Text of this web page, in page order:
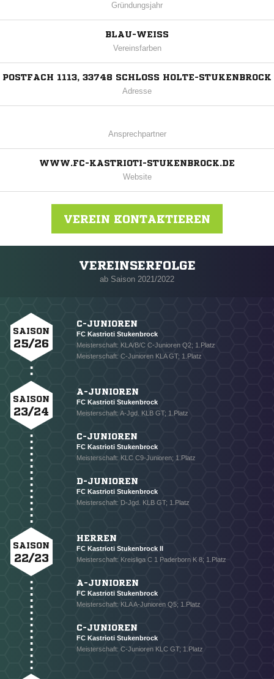
Gründungsjahr
BLAU-WEISS
Vereinsfarben
POSTFACH 1113, 33748 SCHLOSS HOLTE-STUKENBROCK
Adresse
Ansprechpartner
WWW.FC-KASTRIOTI-STUKENBROCK.DE
Website
VEREIN KONTAKTIEREN
Nachricht an FC Kastrioti Stukenbrock
NACHRICHT SENDEN
* Pflichtfelder
VEREINSERFOLGE
ab Saison 2021/2022
SAISON
25/26
C-JUNIOREN
FC Kastrioti Stukenbrock
Meisterschaft: KLA/B/C C-Junioren Q2; 1.Platz
Meisterschaft: C-Junioren KLA GT; 1.Platz
SAISON
23/24
A-JUNIOREN
FC Kastrioti Stukenbrock
Meisterschaft: A-Jgd. KLB GT; 1.Platz
C-JUNIOREN
FC Kastrioti Stukenbrock
Meisterschaft: KLC C9-Junioren; 1.Platz
D-JUNIOREN
FC Kastrioti Stukenbrock
Meisterschaft: D-Jgd. KLB GT; 1.Platz
SAISON
22/23
HERREN
FC Kastrioti Stukenbrock II
Meisterschaft: Kreisliga C 1 Paderborn K 8; 1.Platz
A-JUNIOREN
FC Kastrioti Stukenbrock
Meisterschaft: KLA A-Junioren Q5; 1.Platz
C-JUNIOREN
FC Kastrioti Stukenbrock
Meisterschaft: C-Junioren KLC GT; 1.Platz